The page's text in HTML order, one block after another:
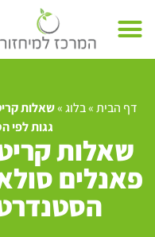
דף הבית»בלוג»שאלות
גגות לפי
שאלות
פאנלים